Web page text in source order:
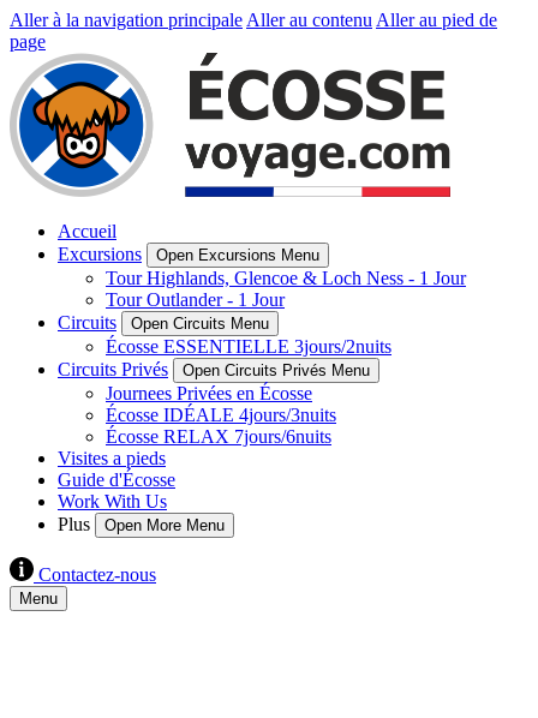
Aller à la navigation principale Aller au contenu Aller au pied de
page
Accueil
Excursions
Open Excursions Menu
Tour Highlands, Glencoe & Loch Ness - 1 Jour
Tour Outlander - 1 Jour
Circuits
Open Circuits Menu
Écosse ESSENTIELLE 3jours/2nuits
Circuits Privés
Open Circuits Privés Menu
Journees Privées en Écosse
Écosse IDÉALE 4jours/3nuits
Écosse RELAX 7jours/6nuits
Visites a pieds
Guide d'Écosse
Work With Us
Plus
Open More Menu
Contactez-nous
Menu